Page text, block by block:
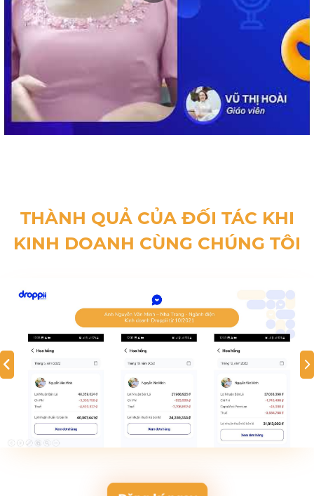
THÀNH QUẢ CỦA ĐỐI TÁC KHI
KINH DOANH CÙNG CHÚNG TÔI